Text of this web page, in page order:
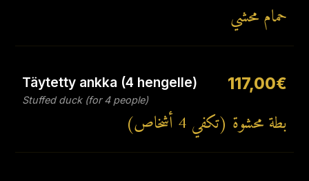
حمام محشي
Täytetty ankka (4 hengelle)
Stuffed duck (for 4 people)
117,00€
بطة محشوة (تكفي 4 أشخاص)